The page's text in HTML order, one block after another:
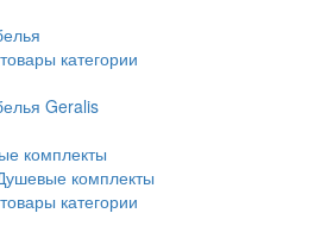
категории
Geralis
комплекты
комплекты
категории